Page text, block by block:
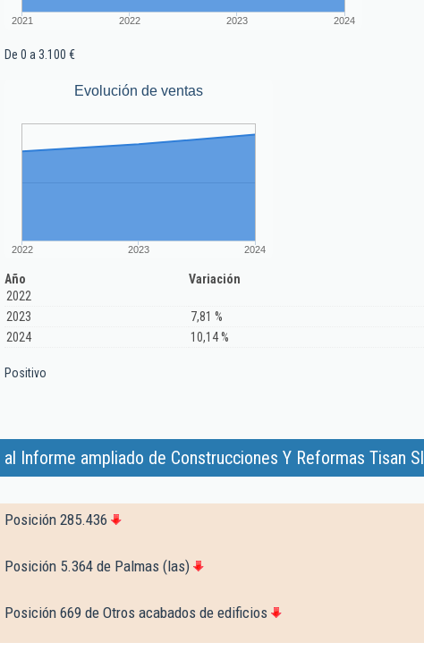
2021 2022 2023 2024
De 0 a 3.100 €
Evolución de ventas
2022 2023 2024
Año
Variación
2022
2023
7,81 %
2024
10,14 %
Positivo
Informe ampliado de Construcciones Y Reformas Tisan Sl
Posición 285.436
Posición 5.364 de Palmas (las)
Posición 669 de Otros acabados de edificios